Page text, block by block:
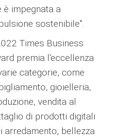
è impegnata a
sostenibile".
Times Business
premia l'eccellenza
categorie, come
gioielleria,
vendita al
di prodotti digitali
arredamento, bellezza